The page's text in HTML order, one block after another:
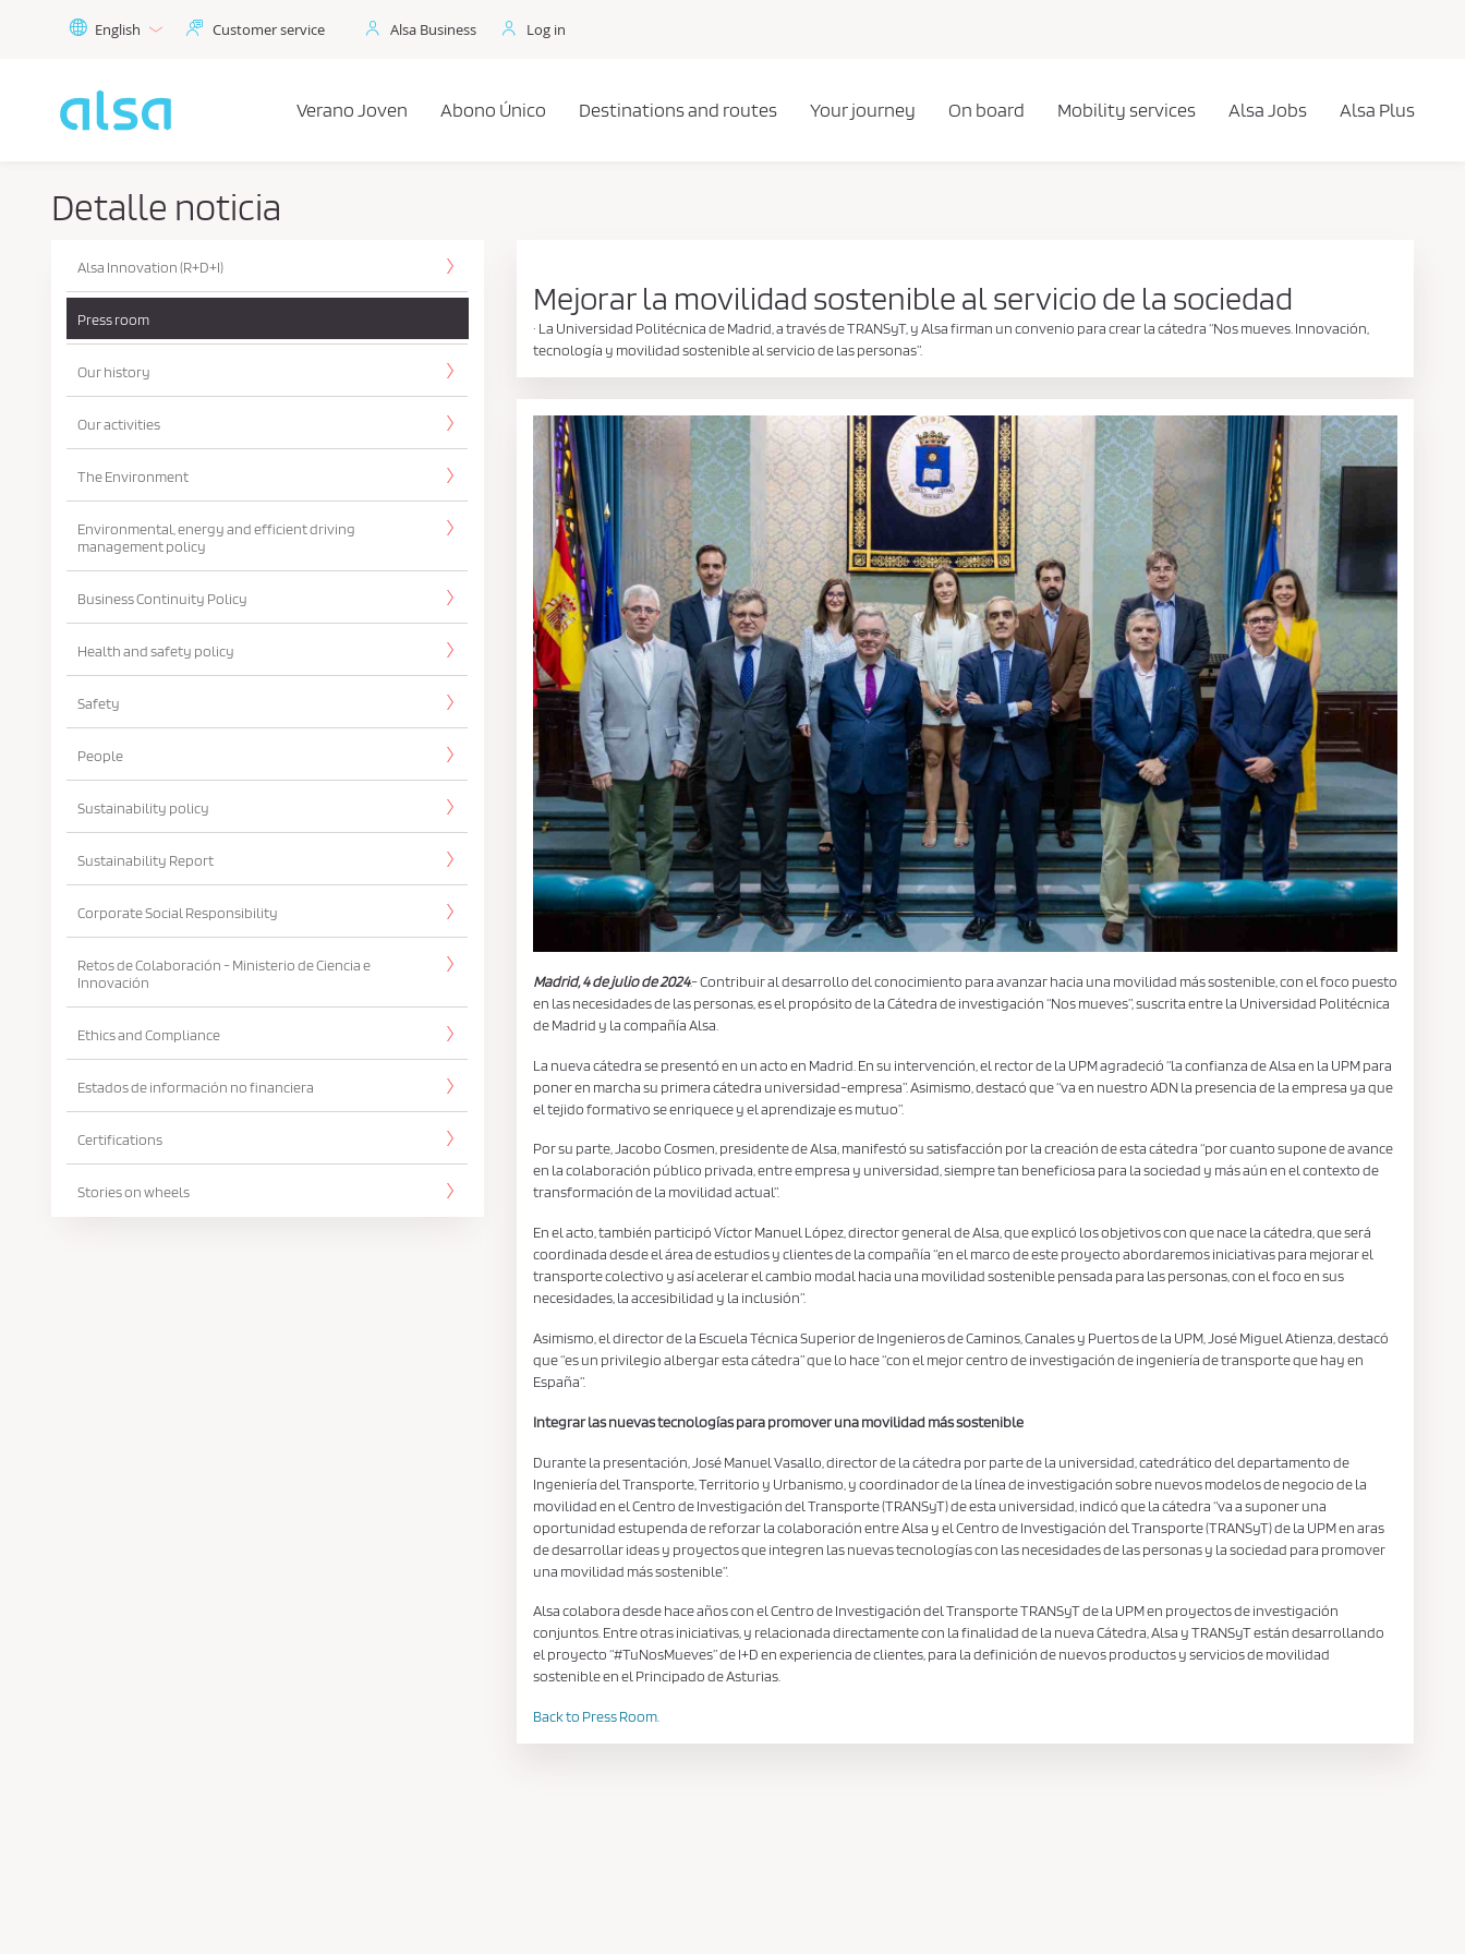
Skip to Main Content
English Customer service Alsa Business Log in
Verano Joven Abono Único Destinations and routes Your journey On board Mobility services Alsa Jobs Alsa Plus
Detalle noticia
Alsa Innovation (R+D+I)
Press room
Our history
Our activities
The Environment
Environmental, energy and efficient driving
management policy
Business Continuity Policy
Health and safety policy
Safety
People
Sustainability policy
Sustainability Report
Corporate Social Responsibility
Retos de Colaboración - Ministerio de Ciencia e
Innovación
Ethics and Compliance
Estados de información no financiera
Certifications
Stories on wheels
Mejorar la movilidad sostenible al servicio de la sociedad
· La Universidad Politécnica de Madrid, a través de TRANSyT, y Alsa firman un convenio para crear la cátedra “Nos mueves. Innovación,
tecnología y movilidad sostenible al servicio de las personas”.
Madrid, 4 de julio de 2024.- Contribuir al desarrollo del conocimiento para avanzar hacia una movilidad más sostenible, con el foco puesto
en las necesidades de las personas, es el propósito de la Cátedra de investigación “Nos mueves”, suscrita entre la Universidad Politécnica
de Madrid y la compañía Alsa.
La nueva cátedra se presentó en un acto en Madrid. En su intervención, el rector de la UPM agradeció “la confianza de Alsa en la UPM para
poner en marcha su primera cátedra universidad-empresa”. Asimismo, destacó que “va en nuestro ADN la presencia de la empresa ya que
el tejido formativo se enriquece y el aprendizaje es mutuo”.
Por su parte, Jacobo Cosmen, presidente de Alsa, manifestó su satisfacción por la creación de esta cátedra “por cuanto supone de avance
en la colaboración público privada, entre empresa y universidad, siempre tan beneficiosa para la sociedad y más aún en el contexto de
transformación de la movilidad actual”.
En el acto, también participó Víctor Manuel López, director general de Alsa, que explicó los objetivos con que nace la cátedra, que será
coordinada desde el área de estudios y clientes de la compañía “en el marco de este proyecto abordaremos iniciativas para mejorar el
transporte colectivo y así acelerar el cambio modal hacia una movilidad sostenible pensada para las personas, con el foco en sus
necesidades, la accesibilidad y la inclusión”.
Asimismo, el director de la Escuela Técnica Superior de Ingenieros de Caminos, Canales y Puertos de la UPM, José Miguel Atienza, destacó
que “es un privilegio albergar esta cátedra” que lo hace “con el mejor centro de investigación de ingeniería de transporte que hay en
España”.
Integrar las nuevas tecnologías para promover una movilidad más sostenible
Durante la presentación, José Manuel Vasallo, director de la cátedra por parte de la universidad, catedrático del departamento de
Ingeniería del Transporte, Territorio y Urbanismo, y coordinador de la línea de investigación sobre nuevos modelos de negocio de la
movilidad en el Centro de Investigación del Transporte (TRANSyT) de esta universidad, indicó que la cátedra “va a suponer una
oportunidad estupenda de reforzar la colaboración entre Alsa y el Centro de Investigación del Transporte (TRANSyT) de la UPM en aras
de desarrollar ideas y proyectos que integren las nuevas tecnologías con las necesidades de las personas y la sociedad para promover
una movilidad más sostenible”.
Alsa colabora desde hace años con el Centro de Investigación del Transporte TRANSyT de la UPM en proyectos de investigación
conjuntos. Entre otras iniciativas, y relacionada directamente con la finalidad de la nueva Cátedra, Alsa y TRANSyT están desarrollando
el proyecto “#TuNosMueves” de I+D en experiencia de clientes, para la definición de nuevos productos y servicios de movilidad
sostenible en el Principado de Asturias.
Back to Press Room.